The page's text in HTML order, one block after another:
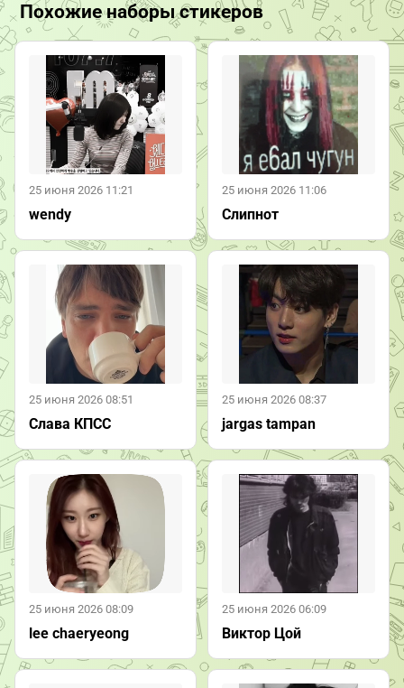
Похожие наборы стикеров
25 июня 2026 11:21
wendy
25 июня 2026 11:06
Слипнот
25 июня 2026 08:51
Слава КПСС
25 июня 2026 08:37
jargas tampan
25 июня 2026 08:09
lee chaeryeong
25 июня 2026 06:09
Виктор Цой